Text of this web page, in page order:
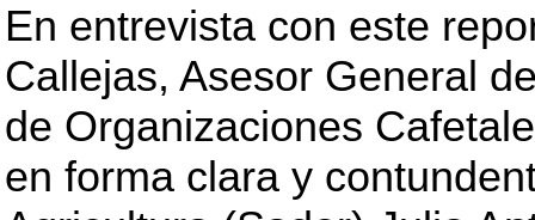
En entrevista con este
Callejas, Asesor General
de Organizaciones
en forma clara y